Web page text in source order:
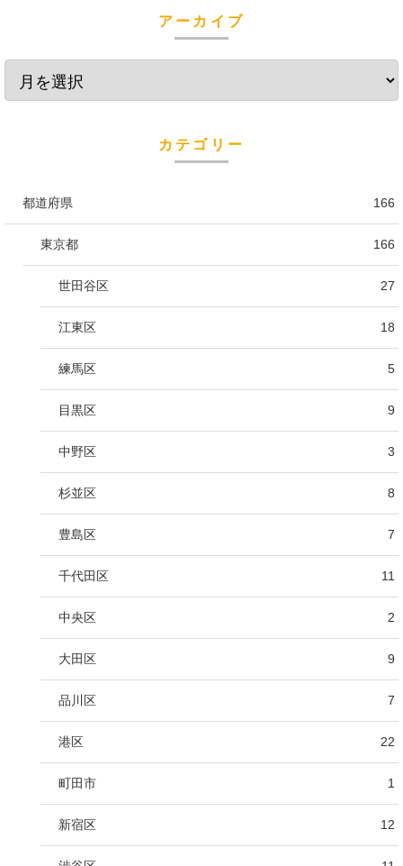
アーカイブ
カテゴリー
都道府県 166
東京都 166
世田谷区 27
江東区 18
練馬区 5
目黒区 9
中野区 3
杉並区 8
豊島区 7
千代田区 11
中央区 2
大田区 9
品川区 7
港区 22
町田市 1
新宿区 12